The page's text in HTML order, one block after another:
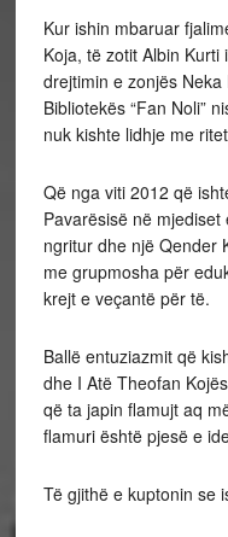
Kur ishin mbaruar
Koja, të zotit Albin
drejtimin e zonjës
Bibliotekës “Fan Noli”
nuk kishte lidhje me
Që nga viti 2012 që
Pavarësisë në mjediset
ngritur dhe një Qender
me grupmosha për
krejt e veçantë për të.
Ballë entuziazmit që
dhe I Atë Theofan
që ta japin flamujt aq
flamuri është pjesë e
Të gjithë e kuptonin se